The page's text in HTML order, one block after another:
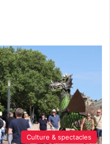
Culture & spectacles